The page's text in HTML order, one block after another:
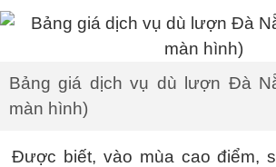
Bảng giá dịch vụ dù lượn Đà
màn hình)
Được biết, vào mùa cao điểm,